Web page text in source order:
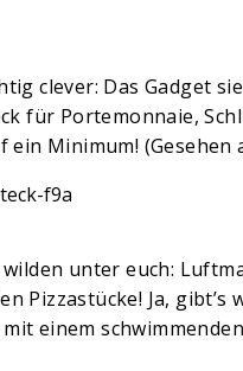
clever: Das Gadget
für Portemonnaie,
ein Minimum! (Gesehen
unter euch:
Pizzastücke! Ja, gibt’s
einem